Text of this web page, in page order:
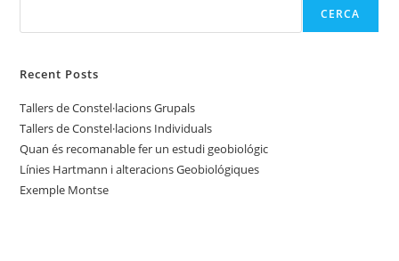
CERCA
Recent Posts
Tallers de Constel·lacions Grupals
Tallers de Constel·lacions Individuals
Quan és recomanable fer un estudi geobiológic
Línies Hartmann i alteracions Geobiológiques
Exemple Montse